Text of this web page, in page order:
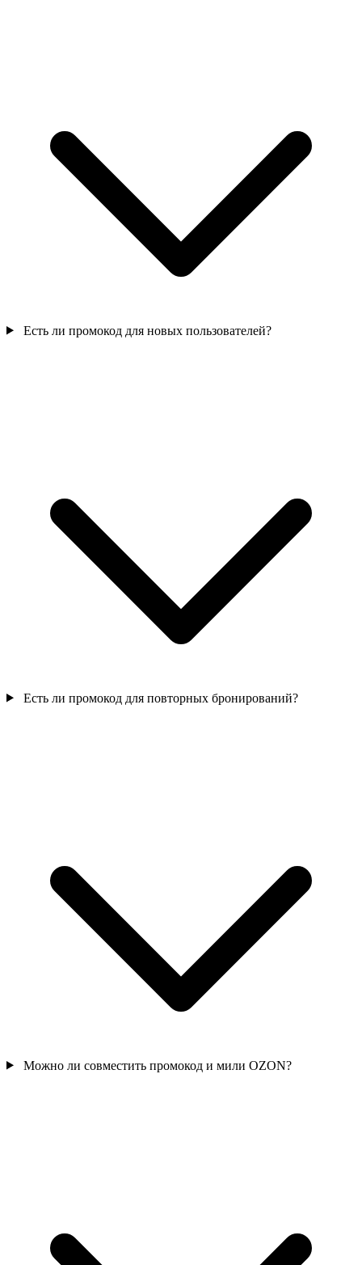
Есть ли промокод для новых пользователей?
Есть ли промокод для повторных бронирований?
Можно ли совместить промокод и мили OZON?